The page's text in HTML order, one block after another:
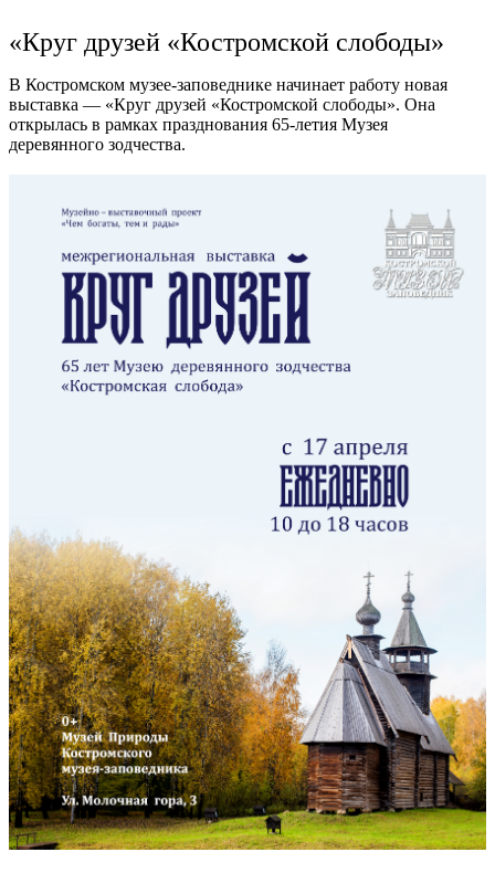
«Круг друзей «Костромской слободы»
В Костромском музее-заповеднике начинает работу новая
выставка — «Круг друзей «Костромской слободы». Она
открылась в рамках празднования 65-летия Музея
деревянного зодчества.